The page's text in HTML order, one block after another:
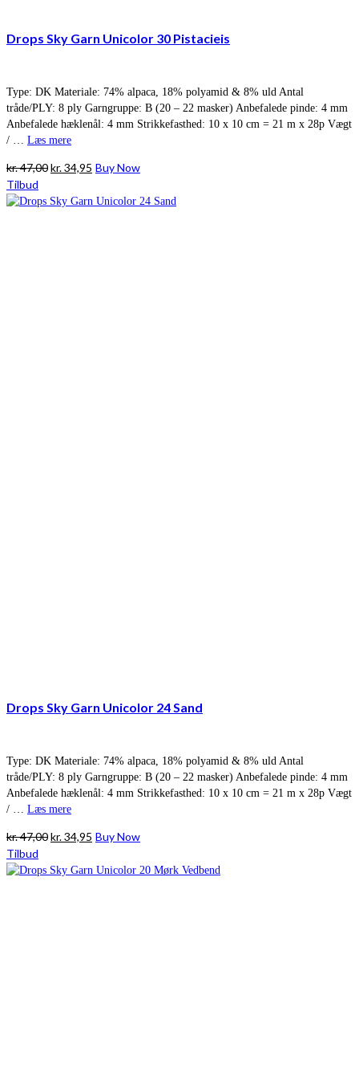
Drops Sky Garn Unicolor 30 Pistacieis
Type: DK Materiale: 74% alpaca, 18% polyamid & 8% uld Antal
tråde/PLY: 8 ply Garngruppe: B (20 – 22 masker) Anbefalede pinde: 4 mm
Anbefalede hæklenål: 4 mm Strikkefasthed: 10 x 10 cm = 21 m x 28p Vægt
/ … Læs mere
kr.47,00Den
pris
kr.34,95 Den
pris
Buy Now
Tilbud
Drops Sky Garn Unicolor 24 Sand
Type: DK Materiale: 74% alpaca, 18% polyamid & 8% uld Antal
tråde/PLY: 8 ply Garngruppe: B (20 – 22 masker) Anbefalede pinde: 4 mm
Anbefalede hæklenål: 4 mm Strikkefasthed: 10 x 10 cm = 21 m x 28p Vægt
/ … Læs mere
kr.47,00Den
pris
kr.34,95 Den
pris
Buy Now
Tilbud